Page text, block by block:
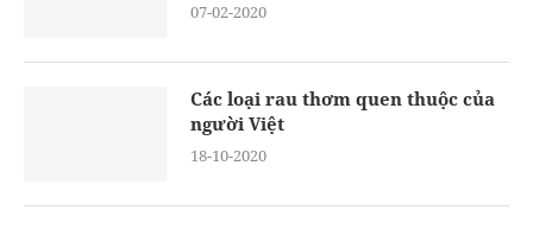
07-02-2020
Các loại rau thơm quen thuộc của
người Việt
18-10-2020